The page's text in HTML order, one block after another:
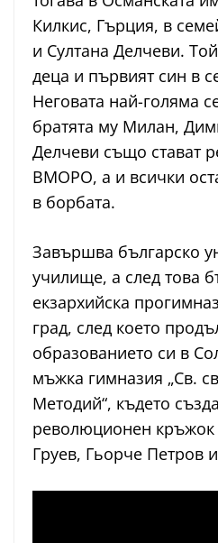
Килкис, Гърция, в
и Султана Делчеви.
деца и първият син в
Неговата най-голяма
братята му Милан,
Делчеви също стават
ВМОРО, а и всички
в борбата.
Завършва българско
училище, а след това
екзархийска
град, след което
образованието си в
мъжка гимназия „Св.
Методий“, където
революционен кръжок
Груев, Гьорче Петров